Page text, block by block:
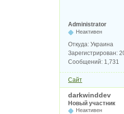
Administrator
Неактивен
Откуда: Украина
Зарегистрирован:
Сообщений: 1,731
Сайт
darkwinddev
Новый участник
Неактивен